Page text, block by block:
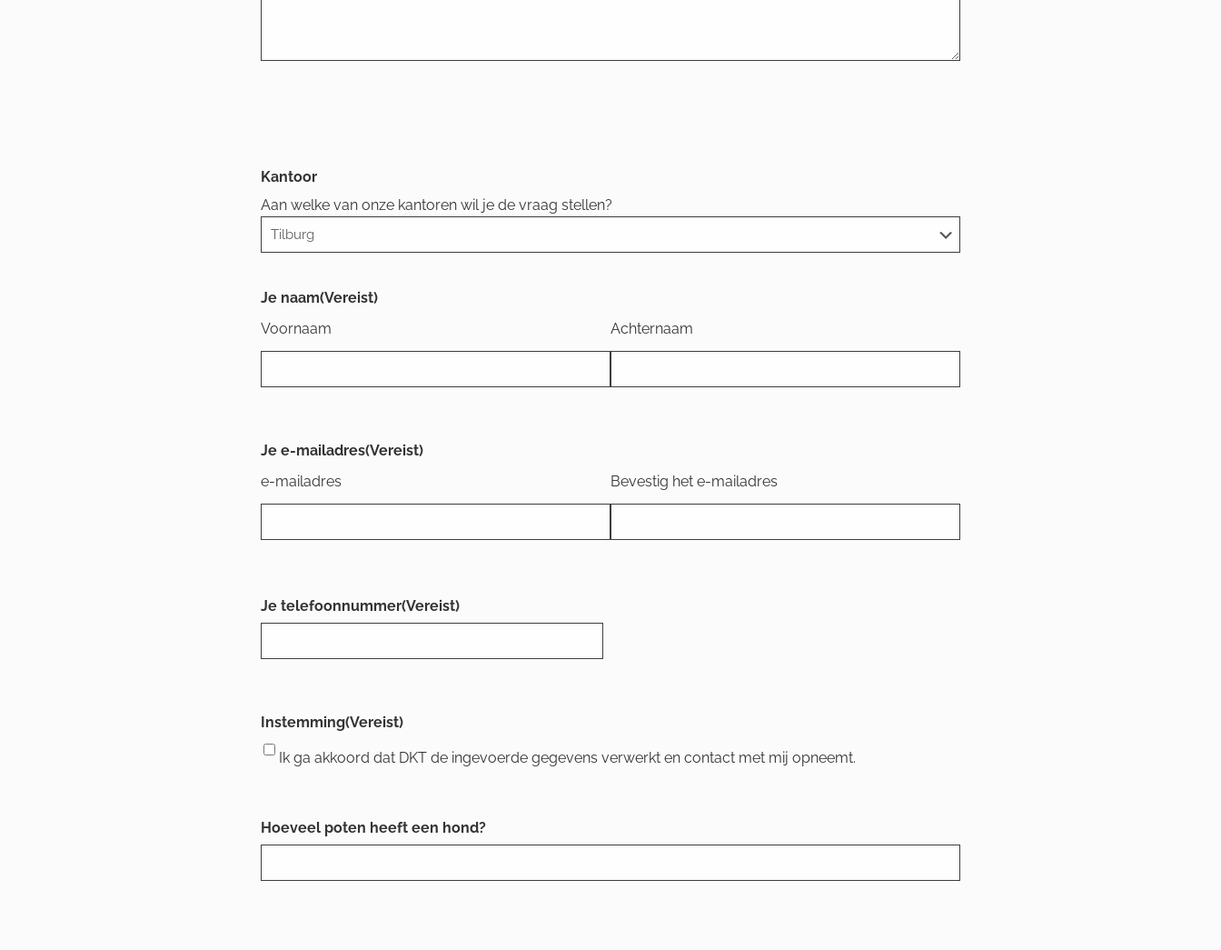
Kantoor
Aan welke van onze kantoren wil je de vraag stellen?
Je naam(Vereist)
Voornaam
Achternaam
Je e-mailadres(Vereist)
e-mailadres
Bevestig het e-mailadres
Je telefoonnummer(Vereist)
Instemming(Vereist)
Ik ga akkoord dat DKT de ingevoerde gegevens verwerkt en contact met mij opneemt.
Hoeveel poten heeft een hond?